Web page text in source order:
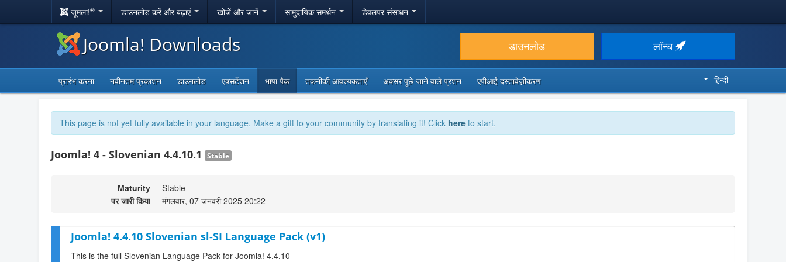
जूमला!® डाउनलोड करें और बढ़ाएं खोजें और जानें सामुदायिक समर्थन डेवलपर संसाधन
Joomla! Downloads डाउनलोड लॉन्च
प्रारंभ करना नवीनतम प्रकाशन डाउनलोड एक्सटेंशन भाषा पैक तकनीकी आवश्यकताएँ अक्सर पूछे जाने वाले प्रशन एपीआई दस्तावेज़ीकरण हिन्दी
This page is not yet fully available in your language. Make a gift to your community by translating it! Click here to start.
Joomla! 4 - Slovenian 4.4.10.1 Stable
Maturity
Stable
पर जारी किया
मंगलवार, 07 जनवरी 2025 20:22
Joomla! 4.4.10 Slovenian sl-SI Language Pack (v1)
This is the full Slovenian Language Pack for Joomla! 4.4.10